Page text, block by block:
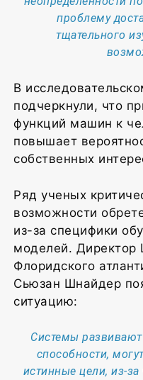
проблему
тщательного
В
подчеркнули, что
функций машин к
повышает
собственных
Ряд ученых
возможности
из-за специфики
моделей. Директор
Флоридского
Сьюзан Шнайдер
ситуацию:
Системы
способности,
истинные цели, из-за